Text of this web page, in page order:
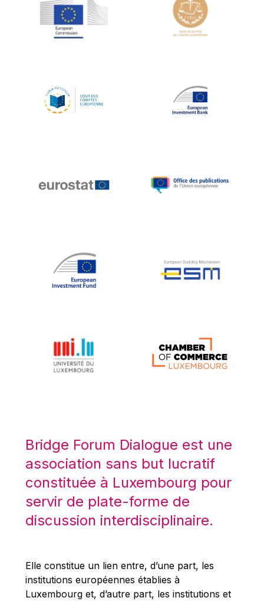
Jean-Louis Schiltz
Jean-Victor Louis
Johnny Åkerholm
Katharien L.C. Hunt
Klaus-Heiner Lehne
Koen LENAERTS
Lars Heikensten
Lucas Papademos
Máire Geoghegan-Quinn
Mario Centeno
Mario Monti
Maroš ŠEFČOVIČ
Martin Bailey
Martine Reicherts
Michael Sohlman
Michel Goedert
Bridge Forum Dialogue est une
association sans but lucratif
constituée à Luxembourg pour
servir de plate-forme de
discussion interdisciplinaire.
Elle constitue un lien entre, d’une part, les
institutions européennes établies à
Luxembourg et, d’autre part, les institutions et